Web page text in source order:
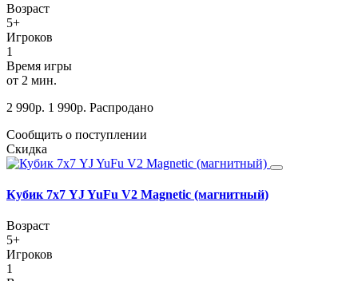
Возраст
5+
Игроков
1
Время игры
от 2 мин.
2 990р. 1 990р. Распродано
Сообщить о поступлении
Скидка
Кубик 7х7 YJ YuFu V2 Magnetic (магнитный)
Возраст
5+
Игроков
1